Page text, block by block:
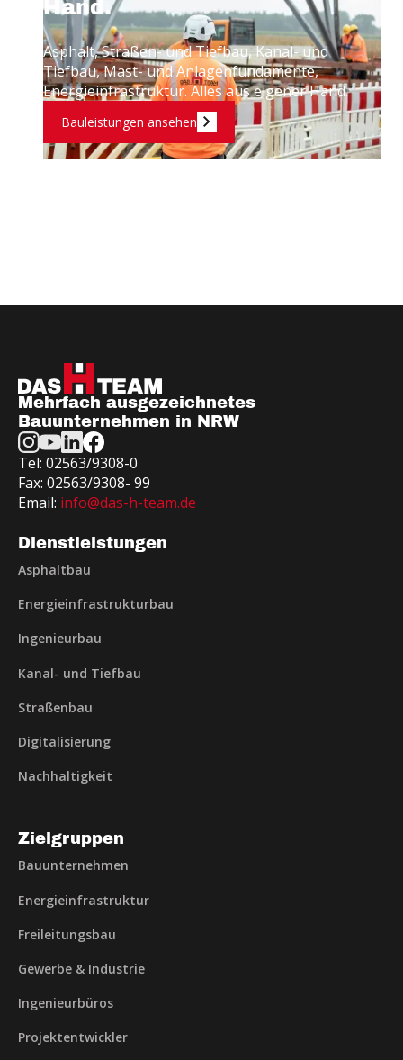
Hand.
Asphalt, Straßen- und Tiefbau, Kanal- und
Tiefbau, Mast- und Anlagenfundamente,
Energieinfrastruktur. Alles aus eigener Hand.
Bauleistungen ansehen
Mehrfach ausgezeichnetes
Bauunternehmen in NRW
Tel: 02563/9308-0
Fax: 02563/9308- 99
Email: info@das-h-team.de
Dienstleistungen
Asphaltbau
Energieinfrastrukturbau
Ingenieurbau
Kanal- und Tiefbau
Straßenbau
Digitalisierung
Nachhaltigkeit
Zielgruppen
Bauunternehmen
Energieinfrastruktur
Freileitungsbau
Gewerbe & Industrie
Ingenieurbüros
Projektentwickler